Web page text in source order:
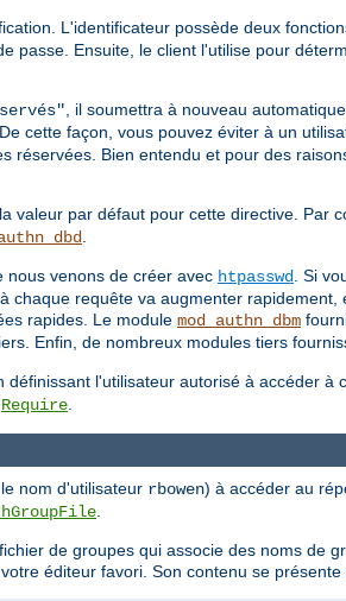
L'identificateur possède deux
passe. Ensuite, le client l'utilise pour
, il soumettra à nouveau
. De cette façon, vous pouvez éviter à un
Bien entendu et pour des
valeur par défaut pour cette directive. Par
nous venons de créer avec htpasswd
. Si
requête va augmenter
rapides. Le module mod_authn_dbm
Enfin, de nombreux modules tiers
l'utilisateur autorisé à accéder à
Require
nom d'utilisateur rbowen) à accéder au
.
de groupes qui associe des noms de
éditeur favori. Son contenu se présente